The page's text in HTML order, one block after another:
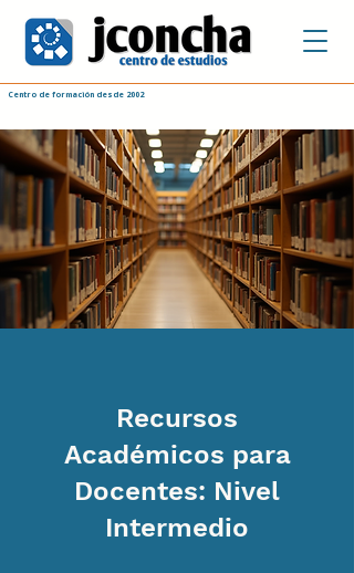
Centro de formación desde 2002
Recursos
Académicos para
Docentes: Nivel
Intermedio